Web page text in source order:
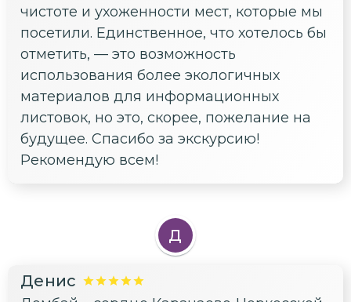
чистоте и ухоженности мест, которые мы
посетили. Единственное, что хотелось бы
отметить, — это возможность
использования более экологичных
материалов для информационных
листовок, но это, скорее, пожелание на
будущее. Спасибо за экскурсию!
Рекомендую всем!
Д
Денис